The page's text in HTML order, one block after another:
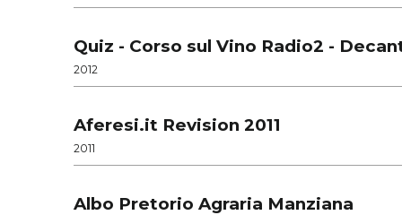
Quiz - Corso sul Vino Radio2 -
2012
Aferesi.it Revision 2011
2011
Albo Pretorio Agraria Manziana